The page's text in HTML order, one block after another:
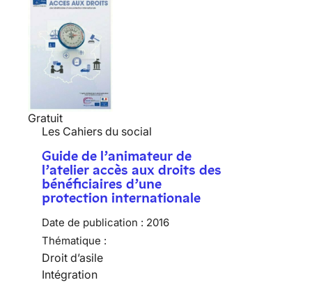
Gratuit
Les Cahiers du social
Guide de l’animateur de
l’atelier accès aux droits des
bénéficiaires d’une
protection internationale
Date de publication : 2016
Thématique :
Droit d’asile
Intégration